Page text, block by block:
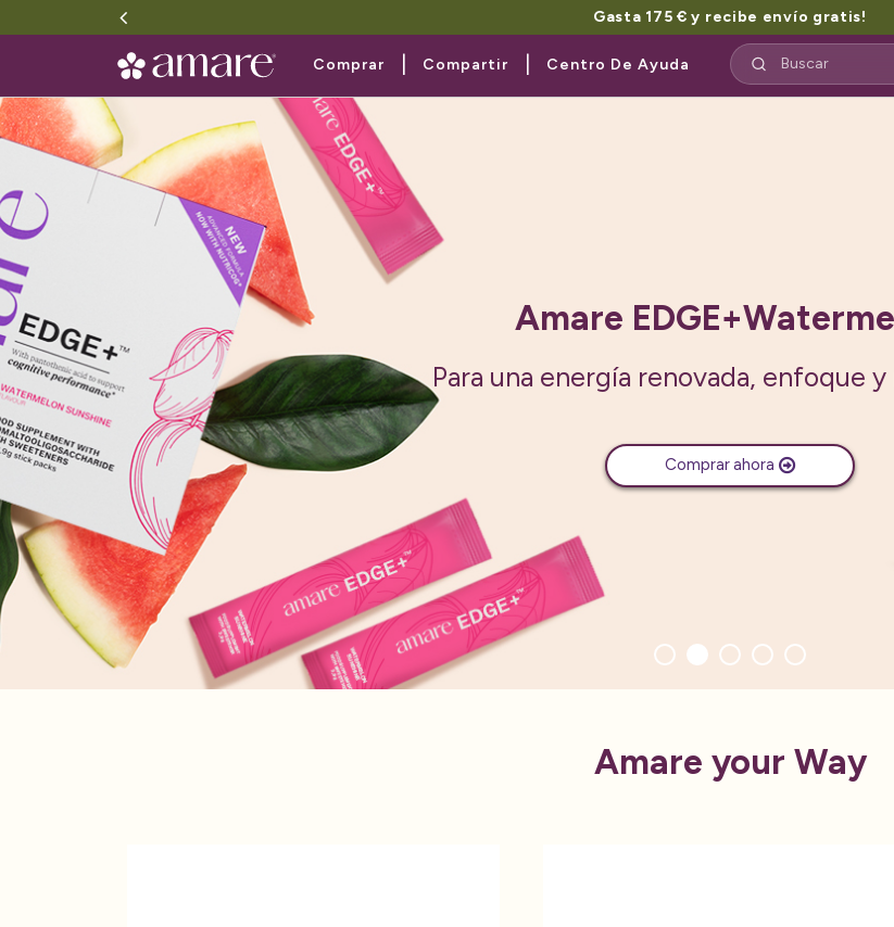
Gasta 175 € y recibe envío gratis!
Comprar | Compartir | Centro De Ayuda
Amare
Complemento alimenticio de origen
natural y sabor a mango
Comprar ahora
Amare your Way